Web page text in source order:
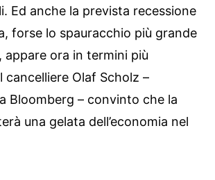
Ed anche la prevista recessione
forse lo spauracchio più grande
appare ora in termini più
cancelliere Olaf Scholz –
Bloomberg – convinto che la
una gelata dell’economia nel